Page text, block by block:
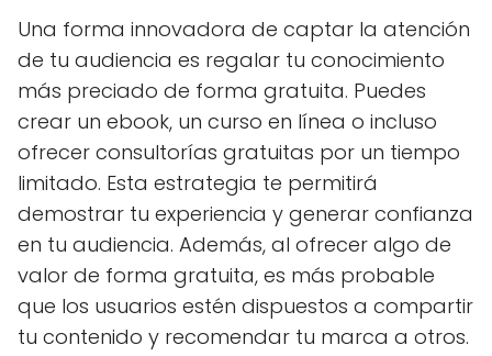
Una forma innovadora de captar la atención
de tu audiencia es regalar tu conocimiento
más preciado de forma gratuita. Puedes
crear un ebook, un curso en línea o incluso
ofrecer consultorías gratuitas por un tiempo
limitado. Esta estrategia te permitirá
demostrar tu experiencia y generar confianza
en tu audiencia. Además, al ofrecer algo de
valor de forma gratuita, es más probable
que los usuarios estén dispuestos a compartir
tu contenido y recomendar tu marca a otros.